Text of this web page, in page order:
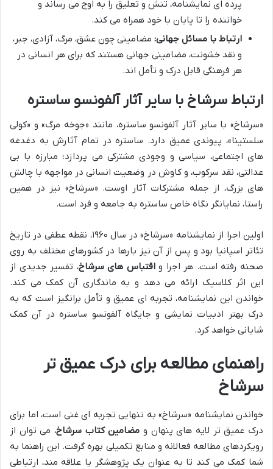
پرده ای نمایشنامه، تنش و تعلیق را به اوج می رساند و
خواننده را تا پایان با خود همراه می کند.
ارتباط با مسائل جهانی: مضامینی چون عشق، مرگ، آزادی، جبر،
و نقد خشونت، مضامینی جهانی هستند که برای هر انسانی در
هر فرهنگی قابل درک و تأمل اند.
ارتباط سرشاخ با سایر آثار آلفونسو ساستره
«سرشاخ» با سایر آثار آلفونسو ساستره، مانند «جوخه مرگ» و «کولی
سلستینا»، پیوندی عمیق دارد. ساستره در تمام آثارش به دغدغه
های اجتماعی، سیاسی و وجودی مشترکی می پردازد؛ مبارزه با بی
عدالتی، نقد سرکوب، و کاوش در وضعیت انسانی در مواجهه با چالش
های بزرگ، از جمله مشترکات آثار اوست. «سرشاخ» نیز در همین
راستا، نمایانگر نگاه خاص ساستره به جامعه و فرد است.
اولین اجرا از نمایشنامه «سرشاخ» در سال ۱۹۶۰، نقطه عطفی در تاریخ
تئاتر اسپانیا بود و پس از آن نیز بارها در کشورهای مختلف به روی
صحنه رفته است. هر اجرا واقتباس های سرشاخ، تفسیر جدیدی از
این اثر کلاسیک ارائه می دهد و به ماندگاری آن کمک می کند.
خواندن این نمایشنامه، تجربه ای عمیق و تأمل برانگیز است که به
درک بهتر ادبیات نمایشی و جایگاه آلفونسو ساستره در آن کمک
شایانی خواهد کرد.
راهنمای مطالعه برای درک عمیق تر
سرشاخ
خواندن نمایشنامه «سرشاخ» به تنهایی تجربه ای غنی است، اما برای
درک عمیق تر لایه های پنهان و مضامین کتاب سرشاخ، می توان از
رویکردهای مطالعه فعالانه و منابع تکمیلی بهره گرفت. این راهنما به
شما کمک می کند تا به عنوان یک پژوهشگر یا علاقه مند، ارتباطی